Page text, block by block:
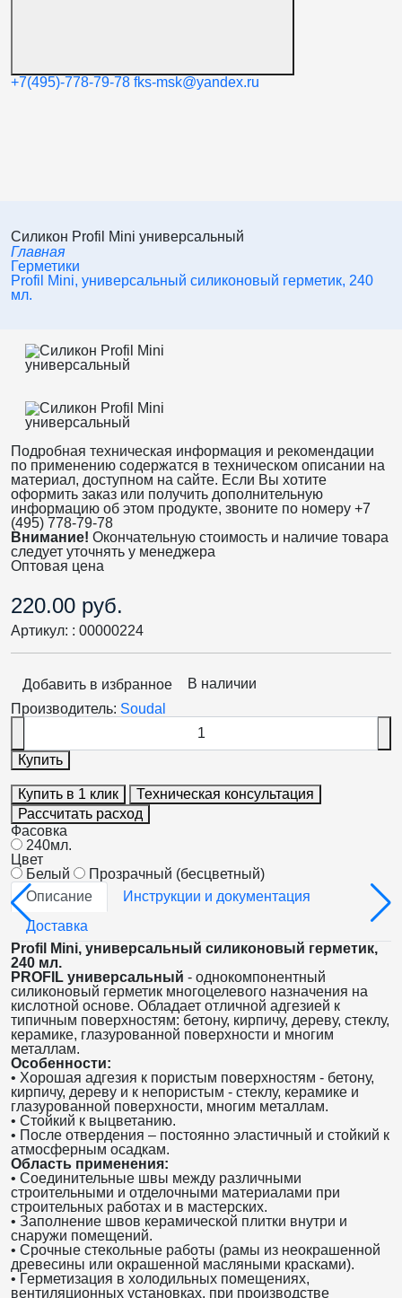
+7(495)-778-79-78 fks-msk@yandex.ru
Силикон Profil Mini универсальный
Главная
Герметики
Profil Mini, универсальный силиконовый герметик, 240
мл.
Подробная техническая информация и рекомендации
по применению содержатся в техническом описании на
материал, доступном на сайте. Если Вы хотите
оформить заказ или получить дополнительную
информацию об этом продукте, звоните по номеру +7
(495) 778-79-78
Внимание! Окончательную стоимость и наличие товара
следует уточнять у менеджера
Оптовая цена
220.00 руб.
Артикул: : 00000224
Добавить в избранное
В наличии
Производитель: Soudal
Купить
Купить в 1 клик
Техническая консультация
Рассчитать расход
Фасовка
240мл.
Цвет
Белый
Прозрачный (бесцветный)
Описание
Инструкции и документация
Доставка
Profil Mini, универсальный силиконовый герметик,
240 мл.
PROFIL универсальный - однокомпонентный
силиконовый герметик многоцелевого назначения на
кислотной основе. Обладает отличной адгезией к
типичным поверхностям: бетону, кирпичу, дереву, стеклу,
керамике, глазурованной поверхности и многим
металлам.
Особенности:
• Хорошая адгезия к пористым поверхностям - бетону,
кирпичу, дереву и к непористым - стеклу, керамике и
глазурованной поверхности, многим металлам.
• Стойкий к выцветанию.
• После отвердения – постоянно эластичный и стойкий к
атмосферным осадкам.
Область применения:
• Соединительные швы между различными
строительными и отделочными материалами при
строительных работах и в мастерских.
• Заполнение швов керамической плитки внутри и
снаружи помещений.
• Срочные стекольные работы (рамы из неокрашенной
древесины или окрашенной масляными красками).
• Герметизация в холодильных помещениях,
вентиляционных установках, при производстве